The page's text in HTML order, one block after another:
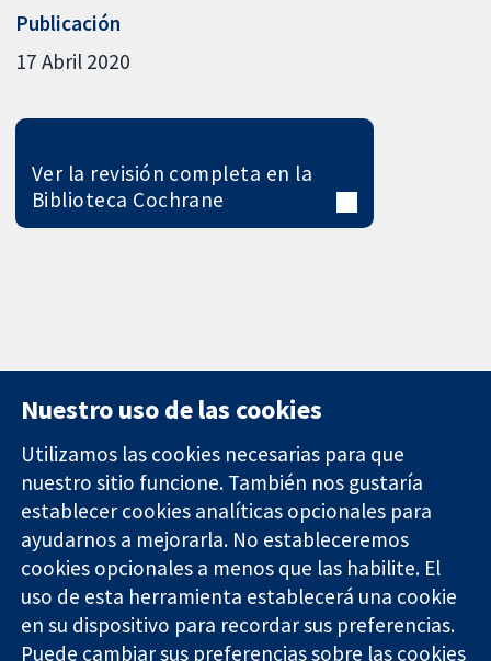
Publicación
17 Abril 2020
Ver la revisión completa en la
Biblioteca Cochrane
Evidencia fiable.
Decisiones
informadas.
Mejor salud.
11-13 Cavendish
Square
Londres
W1G 0AN
Reino Unido
Contacto
Noticias
Prensa
Sobre
nosotros
Empleo
Cochrane
Nuestro uso de las cookies
Utilizamos las cookies necesarias para que
nuestro sitio funcione. También nos gustaría
establecer cookies analíticas opcionales para
ayudarnos a mejorarla. No estableceremos
cookies opcionales a menos que las habilite. El
uso de esta herramienta establecerá una cookie
en su dispositivo para recordar sus preferencias.
Puede cambiar sus preferencias sobre las cookies